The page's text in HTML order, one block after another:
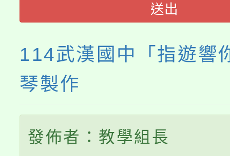
送出
114武漢國中「指遊響
琴製作
發佈者：教學組長